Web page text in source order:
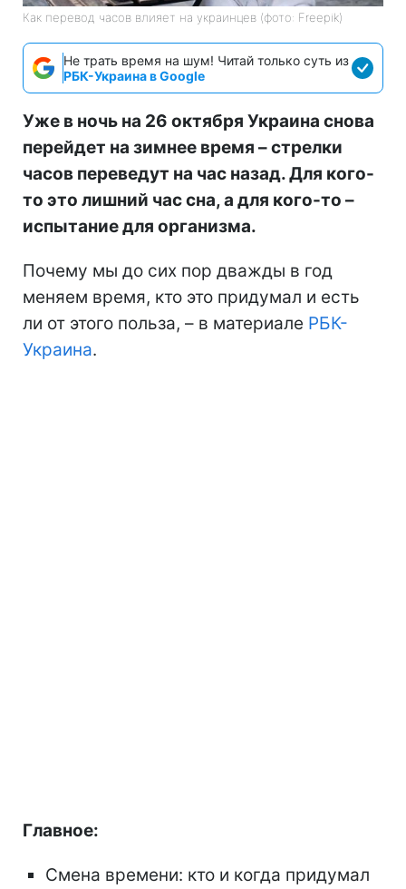
Как перевод часов влияет на украинцев (фото: Freepik)
Не трать время на шум! Читай только суть из
РБК-Украина в Google
Уже в ночь на 26 октября Украина снова
перейдет на зимнее время – стрелки
часов переведут на час назад. Для кого-
то это лишний час сна, а для кого-то –
испытание для организма.
Почему мы до сих пор дважды в год
меняем время, кто это придумал и есть
ли от этого польза, – в материале РБК-
Украина.
Главное:
Смена времени: кто и когда придумал